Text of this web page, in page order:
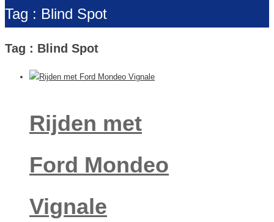
Tag : Blind Spot
Tag : Blind Spot
Rijden met
Ford Mondeo
Vignale